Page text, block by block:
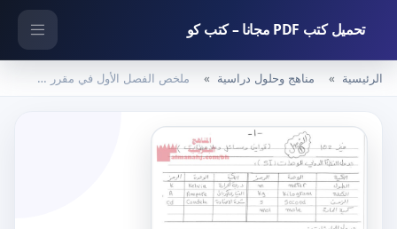
تحميل كتب PDF مجانا – كتب كو
الرئيسية مناهج وحلول دراسية ملخص الفصل الأول في مقرر فيز 102 (فيزياء) الأول الثانوي